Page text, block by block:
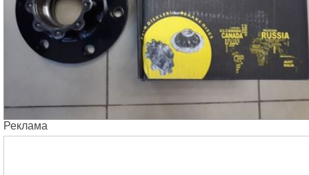
Реклама